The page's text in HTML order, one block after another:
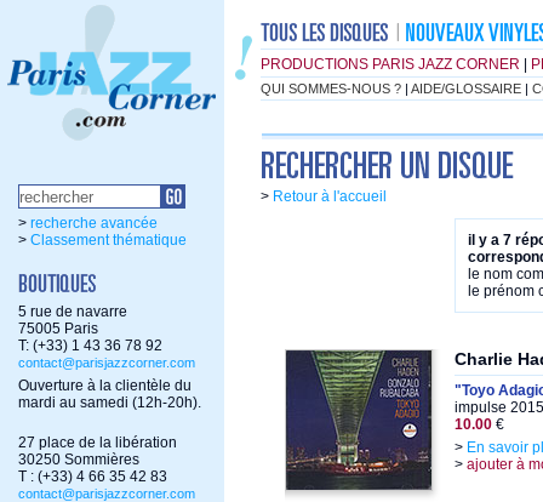
PRODUCTIONS PARIS JAZZ CORNER
QUI SOMMES-NOUS ? | AIDE/GLOSSAIRE |
> recherche avancée
> Classement thématique
5 rue de navarre
75005 Paris
T: (+33) 1 43 36 78 92
contact@parisjazzcorner.com
Ouverture à la clientèle du
mardi au samedi (12h-20h).
27 place de la libération
30250 Sommières
T : (+33) 4 66 35 42 83
contact@parisjazzcorner.com
> Retour à l'accueil
il y a 7
le nom
le prénom
Charlie
"Toyo
impulse
10.00 €
> En savoir
> ajouter à